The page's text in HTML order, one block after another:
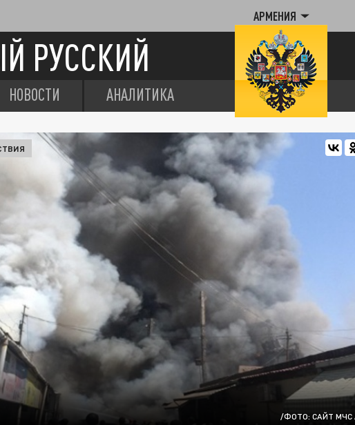
АРМЕНИЯ
РУССКИЙ
НОВОСТИ АНАЛИТИКА
/ФОТО: САЙТ МЧС